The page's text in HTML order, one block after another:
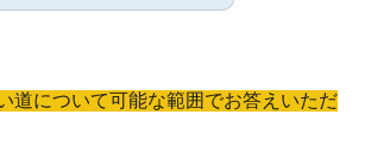
道について可能な範囲でお答えいただ